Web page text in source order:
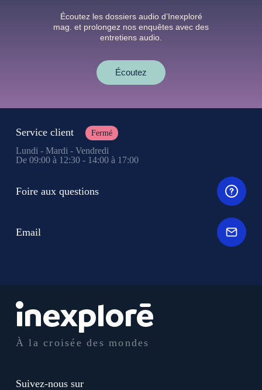
Écoutez les dossiers audio d’Inexploré
mag. et prolongez nos enquêtes avec des
entretiens audio.
Écoutez
À la croisée des mondes
Suivez-nous sur
Service client Fermé
Lundi - Mardi - Vendredi
De 09:00 à 12:30 - 14:00 à 17:00
Foire aux questions
Email